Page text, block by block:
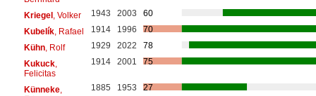
Kriegel, Volker 1943 2003
60
Kubelík, Rafael 1914 1996
70
Kühn, Rolf 1929 2022
78
Kukuck,
Felicitas
1914 2001 75
Künneke,
1885 1953 27